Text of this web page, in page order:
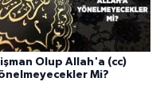
Olup Allah'a (cc)
Mi?